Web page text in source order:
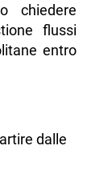
chiedere
flussi
entro
dalle